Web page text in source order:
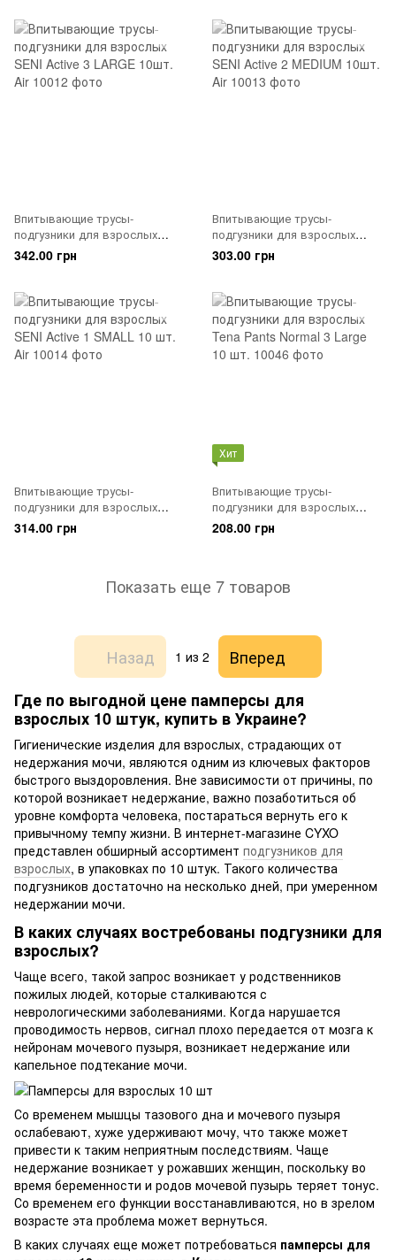
Впитывающие трусы-
подгузники для взрослых
SENI Active 3 LARGE 10шт. Air
342.00 грн
Впитывающие трусы-
подгузники для взрослых
SENI Active 2 MEDIUM 10шт.
Air
303.00 грн
Впитывающие трусы-
подгузники для взрослых
SENI Active 1 SMALL 10 шт.
Air
314.00 грн
Хит
Впитывающие трусы-
подгузники для взрослых
Tena Pants Normal 3 Large 10
шт.
208.00 грн
Показать еще 7 товаров
Назад 1 из 2
Вперед
Где по выгодной цене памперсы для
взрослых 10 штук, купить в Украине?
Гигиенические изделия для взрослых, страдающих от
недержания мочи, являются одним из ключевых факторов
быстрого выздоровления. Вне зависимости от причины, по
которой возникает недержание, важно позаботиться об
уровне комфорта человека, постараться вернуть его к
привычному темпу жизни. В интернет-магазине CYXO
представлен обширный ассортимент подгузников для
взрослых, в упаковках по 10 штук. Такого количества
подгузников достаточно на несколько дней, при умеренном
недержании мочи.
В каких случаях востребованы подгузники для
взрослых?
Чаще всего, такой запрос возникает у родственников
пожилых людей, которые сталкиваются с
неврологическими заболеваниями. Когда нарушается
проводимость нервов, сигнал плохо передается от мозга к
нейронам мочевого пузыря, возникает недержание или
капельное подтекание мочи.
Со временем мышцы тазового дна и мочевого пузыря
ослабевают, хуже удерживают мочу, что также может
привести к таким неприятным последствиям. Чаще
недержание возникает у рожавших женщин, поскольку во
время беременности и родов мочевой пузырь теряет тонус.
Со временем его функции восстанавливаются, но в зрелом
возрасте эта проблема может вернуться.
В каких случаях еще может потребоваться памперсы для